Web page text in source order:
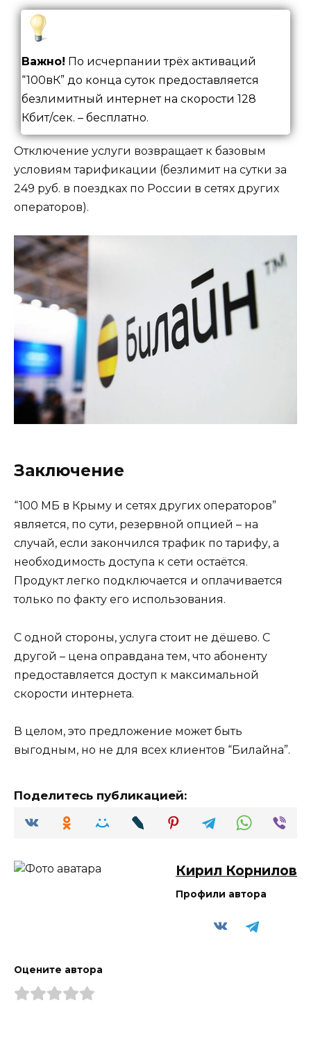
Важно! По исчерпании трёх активаций
“100вК” до конца суток предоставляется
безлимитный интернет на скорости 128
Кбит/сек. – бесплатно.
Отключение услуги возвращает к базовым
условиям тарификации (безлимит на сутки за
249 руб. в поездках по России в сетях других
операторов).
Заключение
“100 МБ в Крыму и сетях других операторов”
является, по сути, резервной опцией – на
случай, если закончился трафик по тарифу, а
необходимость доступа к сети остаётся.
Продукт легко подключается и оплачивается
только по факту его использования.
С одной стороны, услуга стоит не дёшево. С
другой – цена оправдана тем, что абоненту
предоставляется доступ к максимальной
скорости интернета.
В целом, это предложение может быть
выгодным, но не для всех клиентов “Билайна”.
Поделитесь публикацией:
Кирил Корнилов
Профили автора
Оцените автора